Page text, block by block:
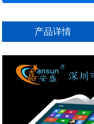
产品详情